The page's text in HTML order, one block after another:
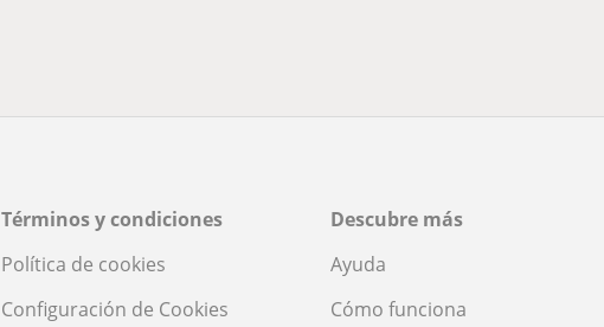
Términos y condiciones
Política de cookies
Configuración de Cookies
Descubre más
Ayuda
Cómo funciona